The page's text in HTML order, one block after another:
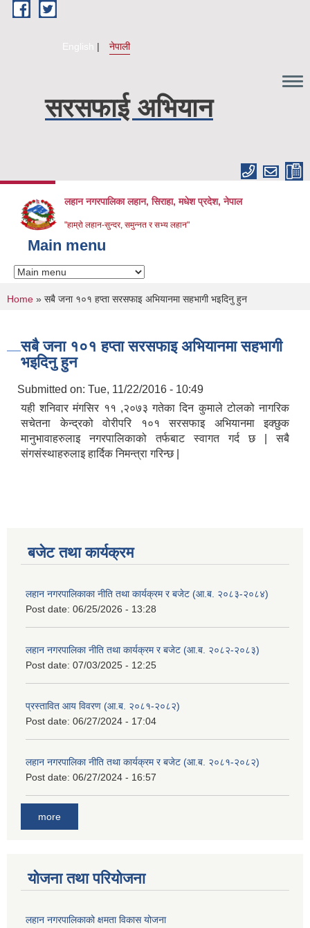
Skip to main content
English नेपाली
सरसफाई अभियान
लहान नगरपालिका लहान, सिराहा, मधेश प्रदेश, नेपाल
"हाम्रो लहान-सुन्दर, समुन्नत र सभ्य लहान"
Main menu
You are here
Home » सबै जना १०१ हप्ता सरसफाइ अभियानमा सहभागी भइदिनु हुन
सबै जना १०१ हप्ता सरसफाइ अभियानमा सहभागी
भइदिनु हुन
Submitted on: Tue, 11/22/2016 - 10:49
यही शनिवार मंगसिर ११ ,२०७३ गतेका दिन कुमाले टोलको नागरिक
सचेतना केन्द्रको वोरीपरि १०१ सरसफाइ अभियानमा इक्छुक
मानुभावाहरुलाइ नगरपालिकाको तर्फबाट स्वागत गर्द छ | सबै
संगसंस्थाहरुलाइ हार्दिक निमन्त्रा गरिन्छ |
बजेट तथा कार्यक्रम
लहान नगरपालिकाका नीति तथा कार्यक्रम र बजेट (आ.ब. २०८३-२०८४)
Post date: 06/25/2026 - 13:28
लहान नगरपालिका नीति तथा कार्यक्रम र बजेट (आ.ब. २०८२-२०८३)
Post date: 07/03/2025 - 12:25
प्रस्तावित आय विवरण (आ.ब. २०८१-२०८२)
Post date: 06/27/2024 - 17:04
लहान नगरपालिका नीति तथा कार्यक्रम र बजेट (आ.ब. २०८१-२०८२)
Post date: 06/27/2024 - 16:57
more
योजना तथा परियोजना
लहान नगरपालिकाको क्षमता विकास योजना